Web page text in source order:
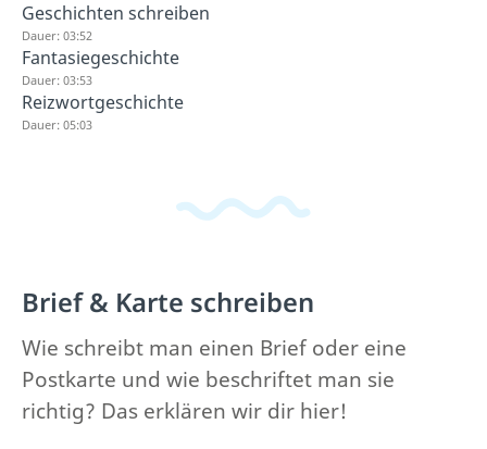
Geschichten schreiben
Dauer: 03:52
Fantasiegeschichte
Dauer: 03:53
Reizwortgeschichte
Dauer: 05:03
Brief & Karte schreiben
Wie schreibt man einen Brief oder eine
Postkarte und wie beschriftet man sie
richtig? Das erklären wir dir hier!